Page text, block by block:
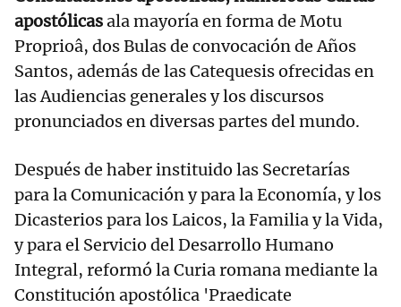
apostólicasala mayoría en forma de Motu
Proprioâ, dos Bulas de convocación de Años
Santos, además de las Catequesis ofrecidas en
las Audiencias generales y los discursos
pronunciados en diversas partes del mundo.
Después de haber instituido las Secretarías
para la Comunicación y para la Economía, y los
Dicasterios para los Laicos, la Familia y la Vida,
y para el Servicio del Desarrollo Humano
Integral, reformó la Curia romana mediante la
Constitución apostólica 'Praedicate